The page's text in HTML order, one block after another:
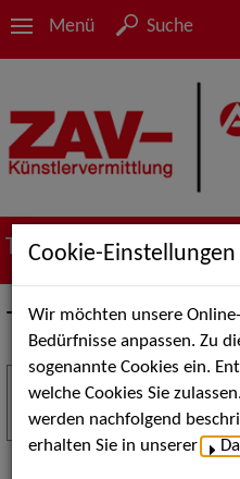
Menü Suche
Termine
Termine
Stuttgart Street
Kunst, Live-Acts
Familien. Die
18
JUL
Cookie-Einstellungen
Wir möchten unsere
Bedürfnisse anpassen. Zu
sogenannte Cookies ein.
welche Cookies Sie
werden nachfolgend
erhalten Sie in unserer